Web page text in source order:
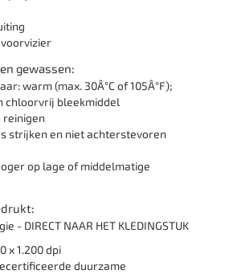
gewassen:
warm (max. 30Â°C of 105Â°F);
chloorvrij bleekmiddel
reinigen
strijken en niet achterstevoren
op lage of middelmatige
- DIRECT NAAR HET KLEDINGSTUK
x 1.200 dpi
duurzame